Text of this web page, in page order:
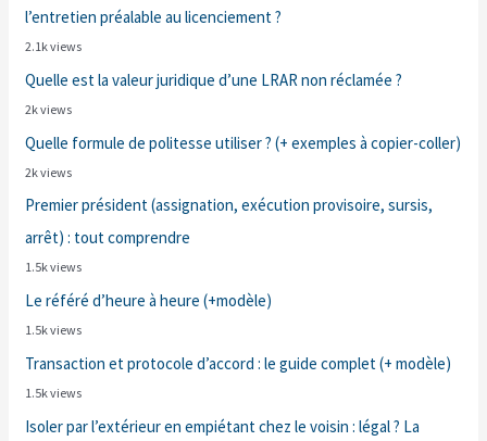
l’entretien préalable au licenciement ?
2.1k views
Quelle est la valeur juridique d’une LRAR non réclamée ?
2k views
Quelle formule de politesse utiliser ? (+ exemples à copier-coller)
2k views
Premier président (assignation, exécution provisoire, sursis,
arrêt) : tout comprendre
1.5k views
Le référé d’heure à heure (+modèle)
1.5k views
Transaction et protocole d’accord : le guide complet (+ modèle)
1.5k views
Isoler par l’extérieur en empiétant chez le voisin : légal ? La